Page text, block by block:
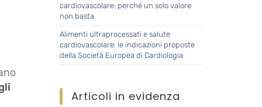
cardiovascolare: perché un solo valore
non basta
Alimenti ultraprocessati e salute
cardiovascolare: le indicazioni proposte
della Società Europea di Cardiologia
Articoli in evidenza